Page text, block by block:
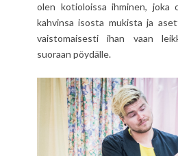
olen kotioloissa ihminen, joka
kahvinsa isosta mukista ja
vaistomaisesti ihan vaan
suoraan pöydälle.